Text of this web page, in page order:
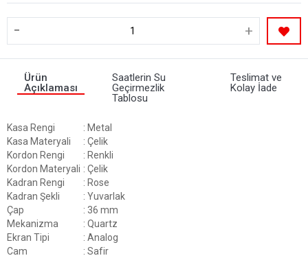
- +
Ürün
Açıklaması
Saatlerin Su
Geçirmezlik
Tablosu
Teslimat ve
Kolay İade
Kasa Rengi
: Metal
Kasa Materyali
: Çelik
Kordon Rengi
: Renkli
Kordon Materyali : Çelik
Kadran Rengi
: Rose
Kadran Şekli
: Yuvarlak
Çap
: 36 mm
Mekanizma
: Quartz
Ekran Tipi
: Analog
Cam
: Safir